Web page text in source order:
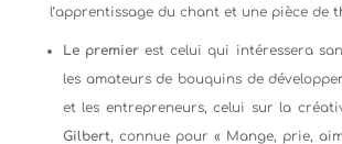
l’apprentissage du chant et une pièce de
Le premierest celui qui intéressera
les amateurs de bouquins de
et les entrepreneurs, celui sur la
Gilbert, connue pour « Mange, prie,